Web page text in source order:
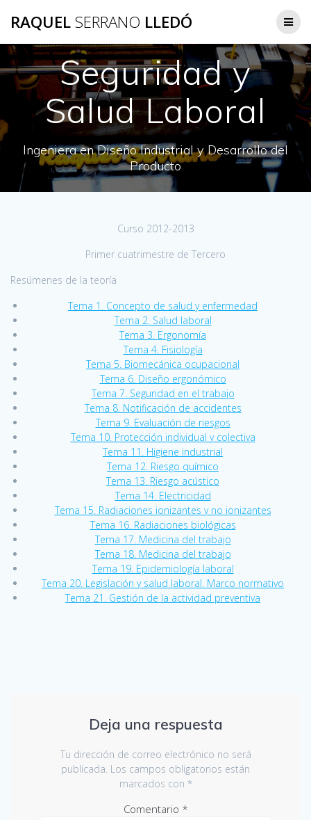
al
RAQUELSERRANO LLEDÓ
Seguridad y
Salud Laboral
Ingeniera en Diseño Industrial y Desarrollo del
Producto
Curso 2012-2013
Primer cuatrimestre de Tercero
Resúmenes de la teoría
Tema 1. Concepto de salud y enfermedad
Tema 2. Salud laboral
Tema 3. Ergonomía
Tema 4. Fisiología
Tema 5. Biomecánica ocupacional
Tema 6. Diseño ergonómico
Tema 7. Seguridad en el trabajo
Tema 8. Notificación de accidentes
Tema 9. Evaluación de riesgos
Tema 10. Protección individual y colectiva
Tema 11. Higiene industrial
Tema 12. Riesgo químico
Tema 13. Riesgo acústico
Tema 14. Electricidad
Tema 15. Radiaciones ionizantes y no ionizantes
Tema 16. Radiaciones biológicas
Tema 17. Medicina del trabajo
Tema 18. Medicina del trabajo
Tema 19. Epidemiología laboral
Tema 20. Legislación y salud laboral. Marco normativo
Tema 21. Gestión de la actividad preventiva
Deja una respuesta
Tu dirección de correo electrónico no será
publicada. Los campos obligatorios están
marcados con *
Comentario *